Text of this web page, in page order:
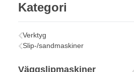
Kategori
Verktyg
Slip-/sandmaskiner
Väggslipmaskiner